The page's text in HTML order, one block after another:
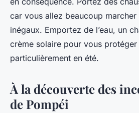
car vous allez beaucoup marcher
inégaux. Emportez de l’eau, un
crème solaire pour vous
particulièrement en été.
À la découverte des
de Pompéi